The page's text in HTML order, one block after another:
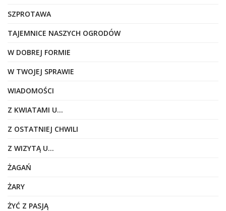
SZPROTAWA
TAJEMNICE NASZYCH OGRODÓW
W DOBREJ FORMIE
W TWOJEJ SPRAWIE
WIADOMOŚCI
Z KWIATAMI U…
Z OSTATNIEJ CHWILI
Z WIZYTĄ U…
ŻAGAŃ
ŻARY
ŻYĆ Z PASJĄ